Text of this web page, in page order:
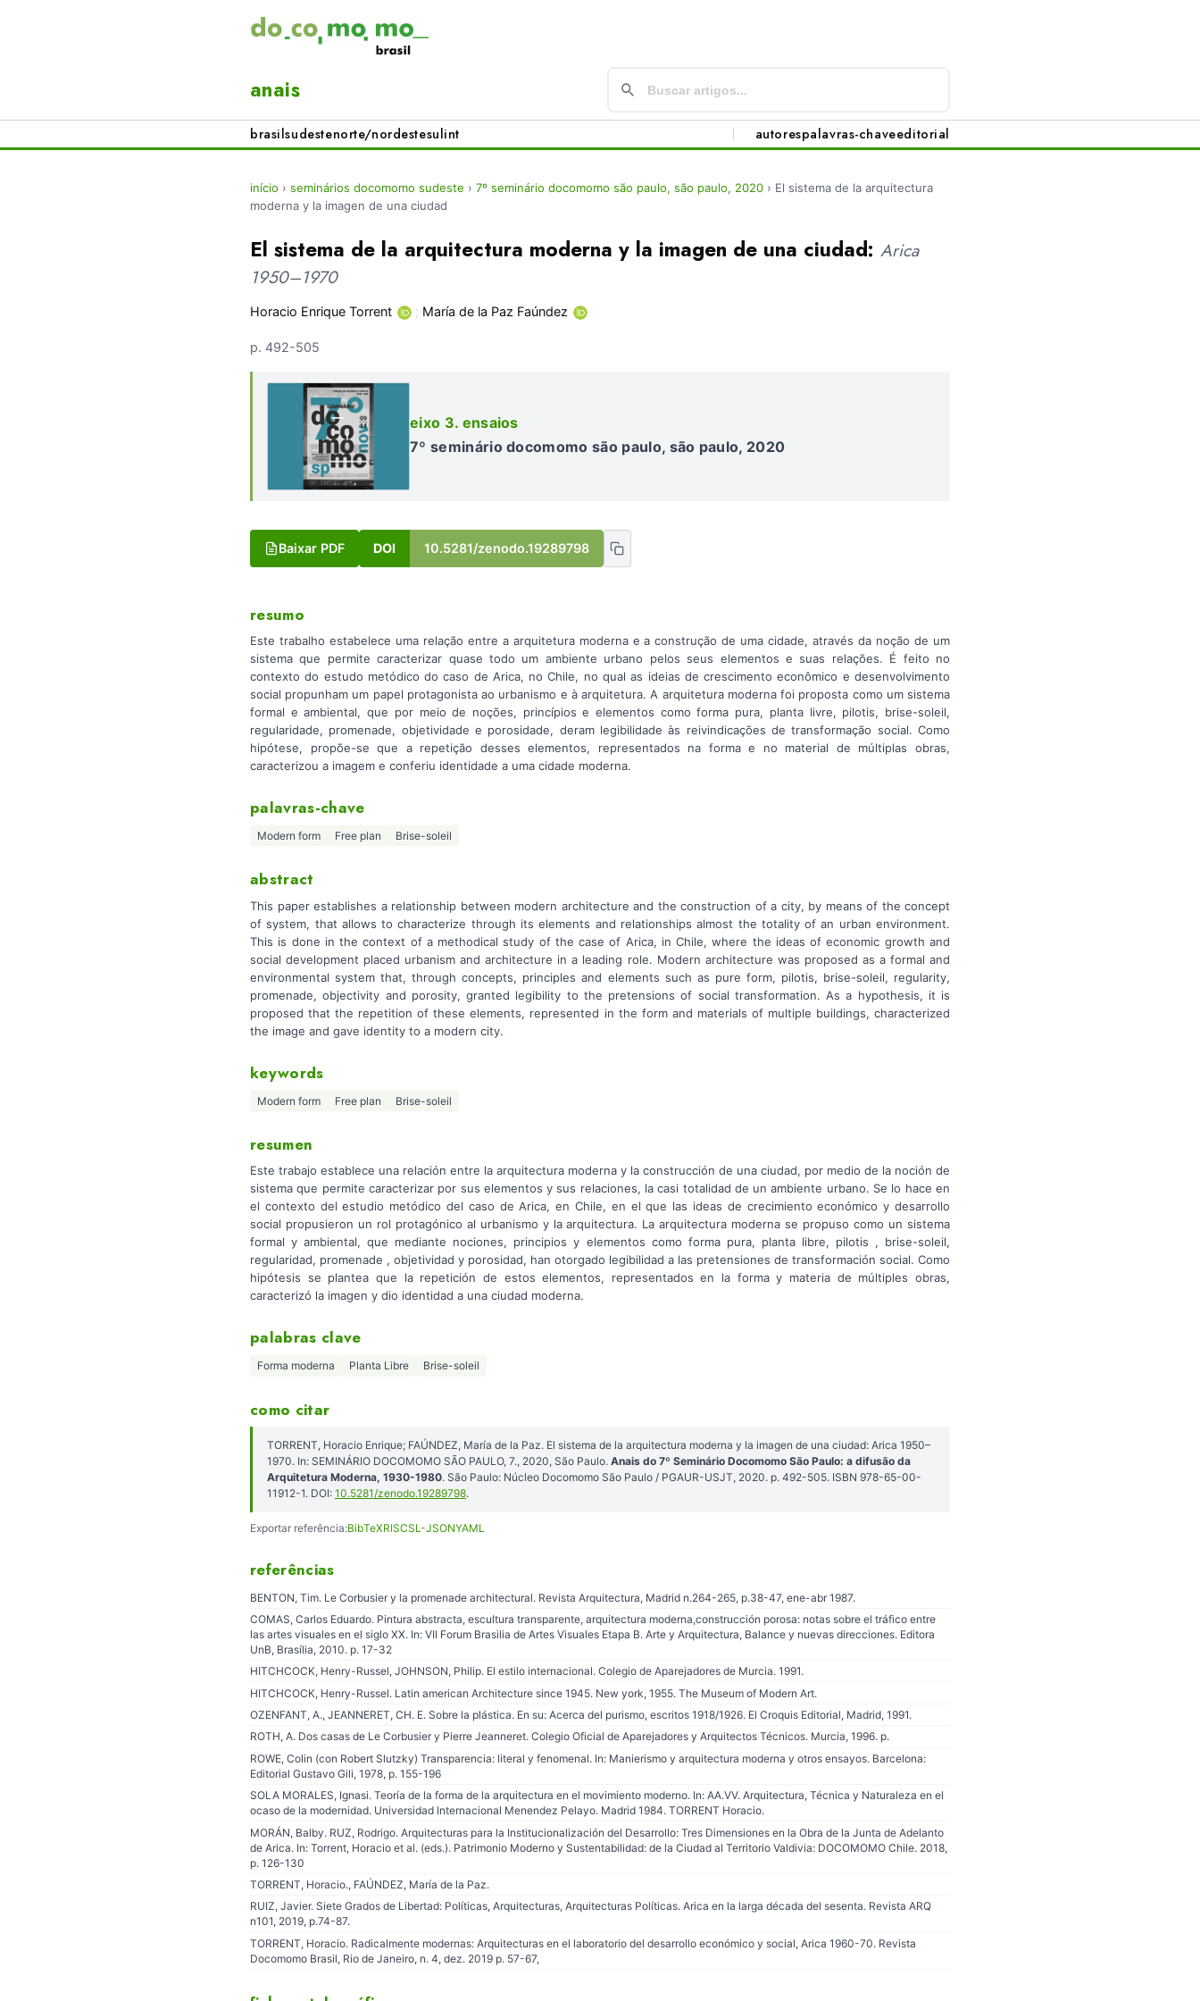
anais
brasilsudestenorte/nordestesulint autorespalavras-chaveeditorial
início › seminários docomomo sudeste › 7º seminário docomomo são paulo, são paulo, 2020 › El sistema de la arquitectura
moderna y la imagen de una ciudad
El sistema de la arquitectura moderna y la imagen de una ciudad: Arica
1950–1970
Horacio Enrique Torrent ; María de la Paz Faúndez
p. 492-505
eixo 3. ensaios
7º seminário docomomo são paulo, são paulo, 2020
Baixar PDF DOI 10.5281/zenodo.19289798
resumo
Este trabalho estabelece uma relação entre a arquitetura moderna e a construção de uma cidade, através da noção de um
sistema que permite caracterizar quase todo um ambiente urbano pelos seus elementos e suas relações. É feito no
contexto do estudo metódico do caso de Arica, no Chile, no qual as ideias de crescimento econômico e desenvolvimento
social propunham um papel protagonista ao urbanismo e à arquitetura. A arquitetura moderna foi proposta como um sistema
formal e ambiental, que por meio de noções, princípios e elementos como forma pura, planta livre, pilotis, brise-soleil,
regularidade, promenade, objetividade e porosidade, deram legibilidade às reivindicações de transformação social. Como
hipótese, propõe-se que a repetição desses elementos, representados na forma e no material de múltiplas obras,
caracterizou a imagem e conferiu identidade a uma cidade moderna.
palavras-chave
Modern form Free plan Brise-soleil
abstract
This paper establishes a relationship between modern architecture and the construction of a city, by means of the concept
of system, that allows to characterize through its elements and relationships almost the totality of an urban environment.
This is done in the context of a methodical study of the case of Arica, in Chile, where the ideas of economic growth and
social development placed urbanism and architecture in a leading role. Modern architecture was proposed as a formal and
environmental system that, through concepts, principles and elements such as pure form, pilotis, brise-soleil, regularity,
promenade, objectivity and porosity, granted legibility to the pretensions of social transformation. As a hypothesis, it is
proposed that the repetition of these elements, represented in the form and materials of multiple buildings, characterized
the image and gave identity to a modern city.
keywords
Modern form Free plan Brise-soleil
resumen
Este trabajo establece una relación entre la arquitectura moderna y la construcción de una ciudad, por medio de la noción de
sistema que permite caracterizar por sus elementos y sus relaciones, la casi totalidad de un ambiente urbano. Se lo hace en
el contexto del estudio metódico del caso de Arica, en Chile, en el que las ideas de crecimiento económico y desarrollo
social propusieron un rol protagónico al urbanismo y la arquitectura. La arquitectura moderna se propuso como un sistema
formal y ambiental, que mediante nociones, principios y elementos como forma pura, planta libre, pilotis , brise-soleil,
regularidad, promenade , objetividad y porosidad, han otorgado legibilidad a las pretensiones de transformación social. Como
hipótesis se plantea que la repetición de estos elementos, representados en la forma y materia de múltiples obras,
caracterizó la imagen y dio identidad a una ciudad moderna.
palabras clave
Forma moderna Planta Libre Brise-soleil
como citar
TORRENT, Horacio Enrique; FAÚNDEZ, María de la Paz. El sistema de la arquitectura moderna y la imagen de una ciudad: Arica 1950–
1970. In: SEMINÁRIO DOCOMOMO SÃO PAULO, 7., 2020, São Paulo. Anais do 7º Seminário Docomomo São Paulo: a difusão da
Arquitetura Moderna, 1930-1980. São Paulo: Núcleo Docomomo São Paulo / PGAUR-USJT, 2020. p. 492-505. ISBN 978-65-00-
11912-1. DOI: 10.5281/zenodo.19289798.
Exportar referência:BibTeXRISCSL-JSONYAML
referências
BENTON, Tim. Le Corbusier y la promenade architectural. Revista Arquitectura, Madrid n.264-265, p.38-47, ene-abr 1987.
COMAS, Carlos Eduardo. Pintura abstracta, escultura transparente, arquitectura moderna,construcción porosa: notas sobre el tráfico entre
las artes visuales en el siglo XX. In: VII Forum Brasilia de Artes Visuales Etapa B. Arte y Arquitectura, Balance y nuevas direcciones. Editora
UnB, Brasília, 2010. p. 17-32
HITCHCOCK, Henry-Russel, JOHNSON, Philip. El estilo internacional. Colegio de Aparejadores de Murcia. 1991.
HITCHCOCK, Henry-Russel. Latin american Architecture since 1945. New york, 1955. The Museum of Modern Art.
OZENFANT, A., JEANNERET, CH. E. Sobre la plástica. En su: Acerca del purismo, escritos 1918/1926. El Croquis Editorial, Madrid, 1991.
ROTH, A. Dos casas de Le Corbusier y Pierre Jeanneret. Colegio Oficial de Aparejadores y Arquitectos Técnicos. Murcia, 1996. p.
ROWE, Colin (con Robert Slutzky) Transparencia: literal y fenomenal. In: Manierismo y arquitectura moderna y otros ensayos. Barcelona:
Editorial Gustavo Gili, 1978, p. 155-196
SOLA MORALES, Ignasi. Teoría de la forma de la arquitectura en el movimiento moderno. In: AA.VV. Arquitectura, Técnica y Naturaleza en el
ocaso de la modernidad. Universidad Internacional Menendez Pelayo. Madrid 1984. TORRENT Horacio.
MORÁN, Balby. RUZ, Rodrigo. Arquitecturas para la Institucionalización del Desarrollo: Tres Dimensiones en la Obra de la Junta de Adelanto
de Arica. In: Torrent, Horacio et al. (eds.). Patrimonio Moderno y Sustentabilidad: de la Ciudad al Territorio Valdivia: DOCOMOMO Chile. 2018,
p. 126-130
TORRENT, Horacio., FAÚNDEZ, María de la Paz.
RUIZ, Javier. Siete Grados de Libertad: Políticas, Arquitecturas, Arquitecturas Políticas. Arica en la larga década del sesenta. Revista ARQ
n101, 2019, p.74-87.
TORRENT, Horacio. Radicalmente modernas: Arquitecturas en el laboratorio del desarrollo económico y social, Arica 1960-70. Revista
Docomomo Brasil, Rio de Janeiro, n. 4, dez. 2019 p. 57-67,